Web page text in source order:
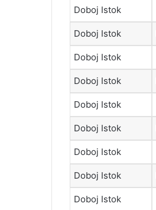
Doboj Istok
Doboj Istok
Doboj Istok
Doboj Istok
Doboj Istok
Doboj Istok
Doboj Istok
Doboj Istok
Doboj Istok